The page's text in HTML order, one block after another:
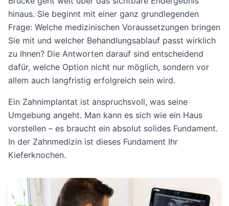
hinaus. Sie beginnt mit einer ganz grundlegenden
Frage: Welche medizinischen Voraussetzungen bringen
Sie mit und welcher Behandlungsablauf passt wirklich
zu Ihnen? Die Antworten darauf sind entscheidend
dafür, welche Option nicht nur möglich, sondern vor
allem auch langfristig erfolgreich sein wird.
Ein Zahnimplantat ist anspruchsvoll, was seine
Umgebung angeht. Man kann es sich wie ein Haus
vorstellen – es braucht ein absolut solides Fundament.
In der Zahnmedizin ist dieses Fundament Ihr
Kieferknochen.